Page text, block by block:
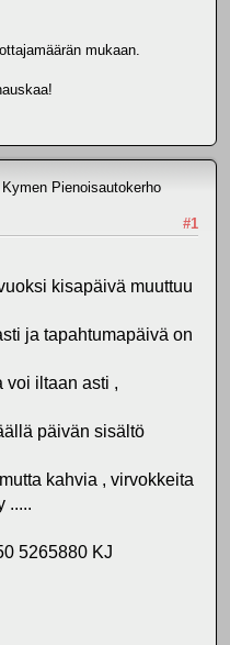
mukaan.
Kymen Pienoisautokerho
#1
kisapäivä muuttuu
ja tapahtumapäivä on
voi iltaan asti ,
päivän sisältö
kahvia , virvokkeita
.....
5265880 KJ